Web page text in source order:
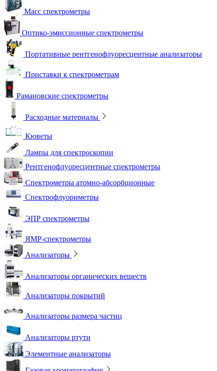
Масс спектрометры
Оптико-эмиссионные спектрометры
Портативные рентгенофлуоресцентные анализаторы
Приставки к спектрометрам
Рамановские спектрометры
Расходные материалы
Кюветы
Лампы для спектроскопии
Рентгенофлуоресцентные спектрометры
Спектрометры атомно-абсорбционные
Спектрофлуориметры
ЭПР спектрометры
ЯМР-спектрометры
Анализаторы
Анализаторы органических веществ
Анализаторы покрытий
Анализаторы размера частиц
Анализаторы ртути
Элементные анализаторы